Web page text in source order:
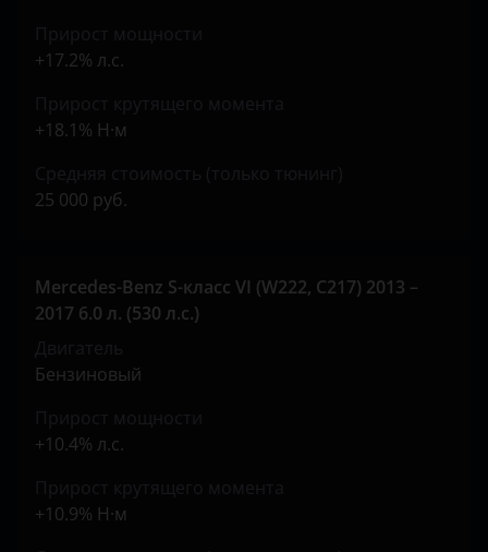
+17.2% л.с.
+18.1% Н·м
25 000 руб.
Mercedes-Benz S-класс VI (W222, C217) 2013 –
2017 6.0 л. (530 л.с.)
Бензиновый
+10.4% л.с.
+10.9% Н·м